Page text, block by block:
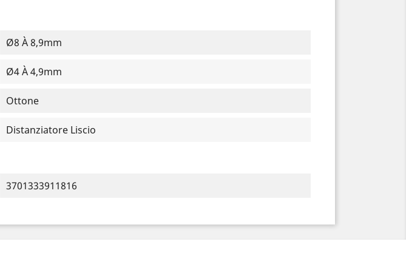
Ø8 À 8,9mm
Ø4 À 4,9mm
Ottone
Distanziatore Liscio
3701333911816